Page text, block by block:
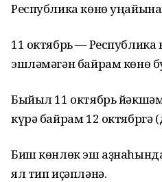
Республика көнө
11 октябрь —
эшләмәгән байрам көнө
Быйыл 11 октябрь
күрә байрам 12 октябргә
Биш көнлөк эш
ял тип иҫәпләнә.